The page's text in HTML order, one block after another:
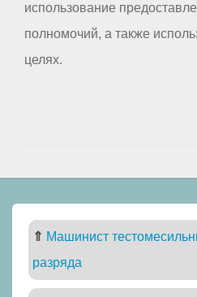
использование
полномочий, а также
целях.
⇑ Машинист
разряда